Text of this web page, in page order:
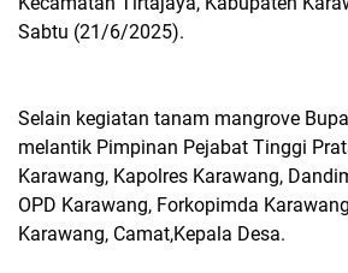
Sabtu (21/6/2025).
Selain kegiatan tanam mangrove
melantik Pimpinan Pejabat Tinggi
Karawang, Kapolres Karawang,
OPD Karawang, Forkopimda
Karawang, Camat,Kepala Desa.